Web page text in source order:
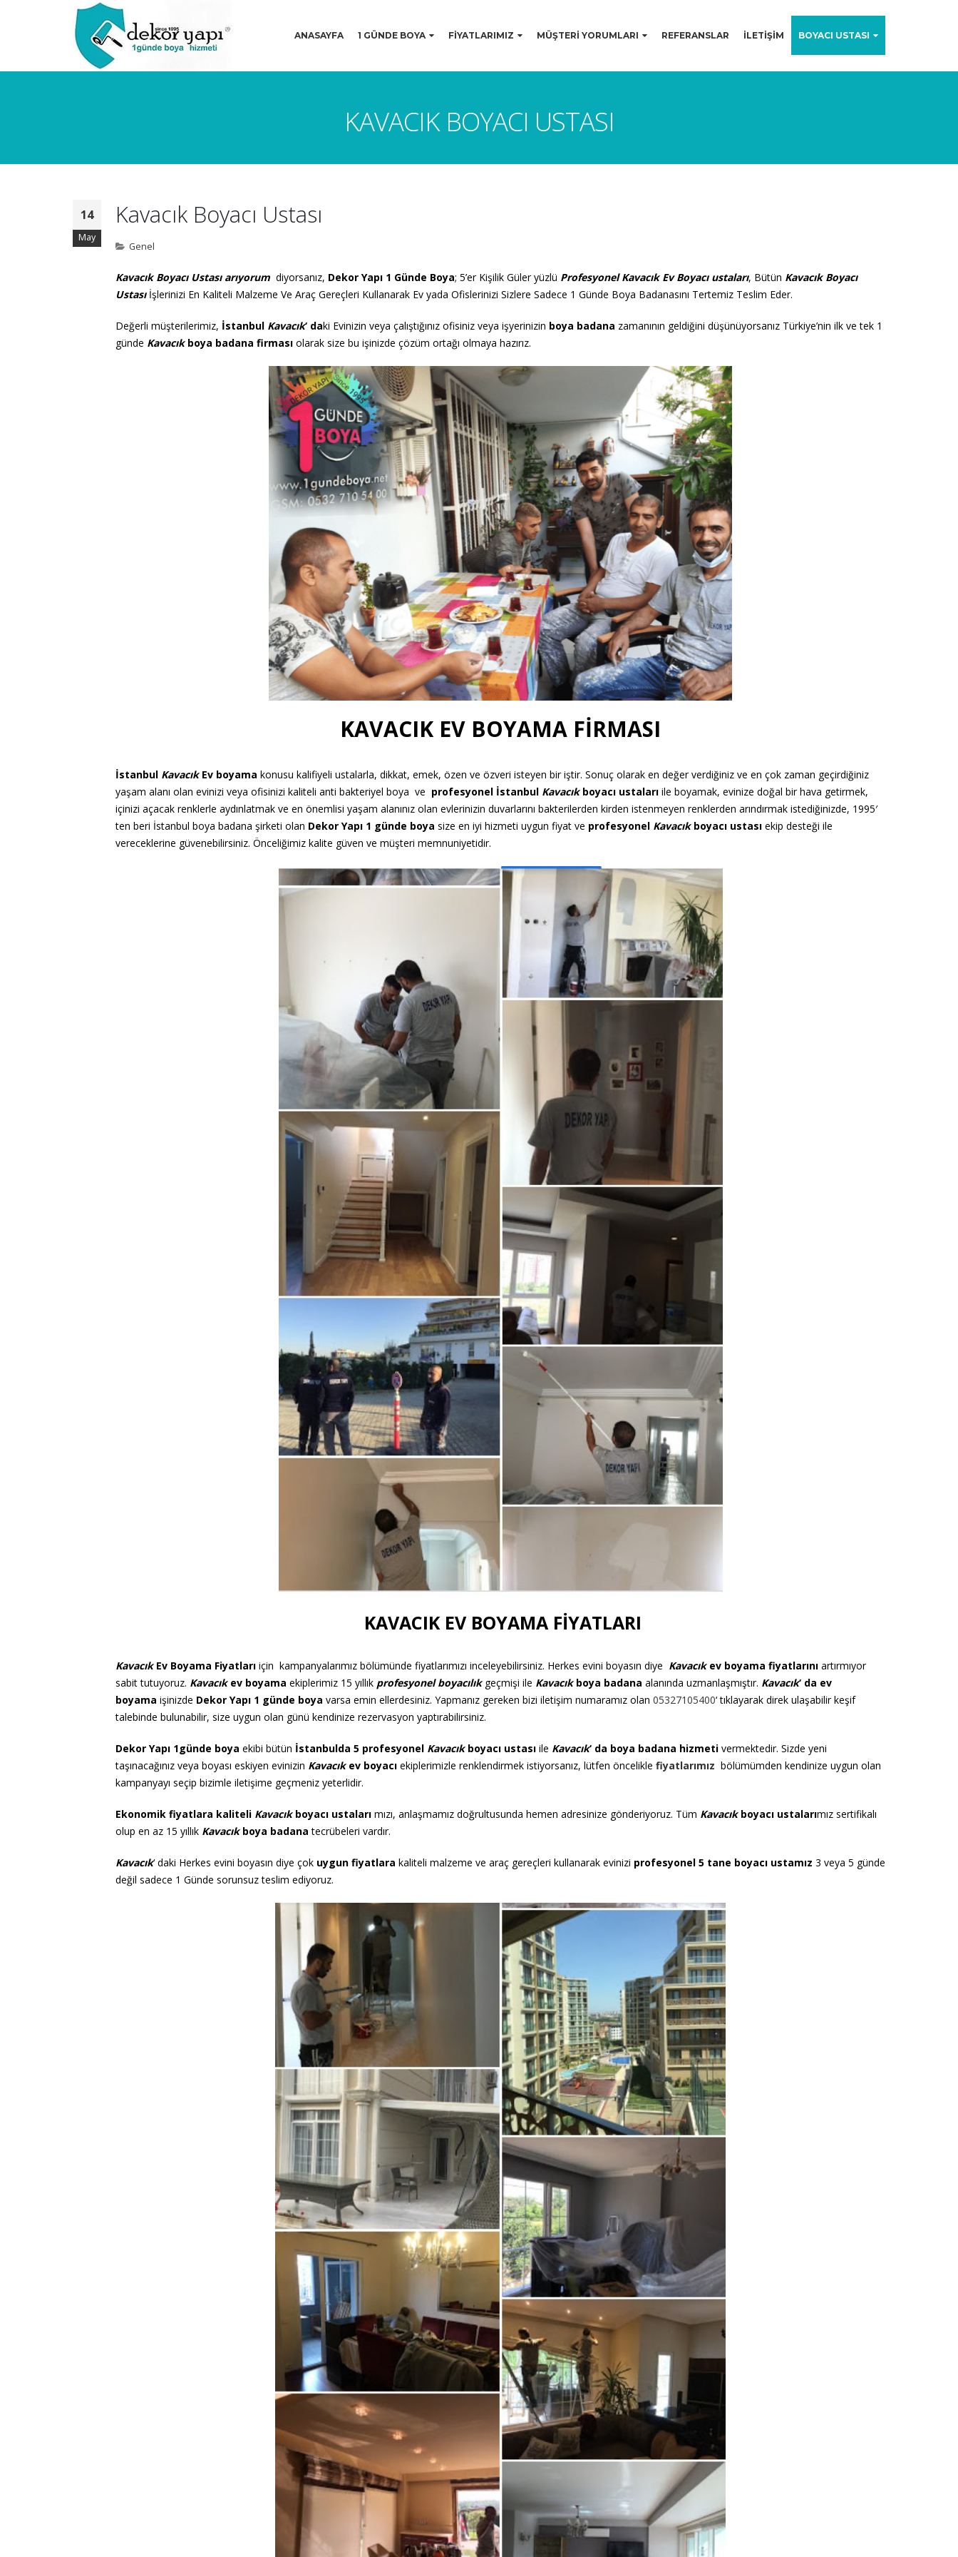
ANASAYFA 1 GÜNDE BOYA FİYATLARIMIZ MÜŞTERİ YORUMLARI REFERANSLAR İLETİŞİM BOYACI USTASI
KAVACIK BOYACI USTASI
14
May
Kavacık Boyacı Ustası
Genel
Kavacık Boyacı Ustası arıyorum diyorsanız, Dekor Yapı 1 Günde Boya; 5’er Kişilik Güler yüzlü Profesyonel Kavacık Ev Boyacı ustaları, Bütün KavacıkBoyacı
Ustasıİşlerinizi En Kaliteli Malzeme Ve Araç Gereçleri Kullanarak Ev yada Ofislerinizi Sizlere Sadece 1 Günde Boya Badanasını Tertemiz Teslim Eder.
Değerli müşterilerimiz, İstanbul Kavacık‘ daki Evinizin veya çalıştığınız ofisiniz veya işyerinizin boya badana zamanının geldiğini düşünüyorsanız Türkiye’nin ilk ve tek 1
günde Kavacıkboya badana firması olarak size bu işinizde çözüm ortağı olmaya hazırız.
KAVACIK EV BOYAMA FİRMASI
İstanbul KavacıkEv boyama konusu kalifiyeli ustalarla, dikkat, emek, özen ve özveri isteyen bir iştir. Sonuç olarak en değer verdiğiniz ve en çok zaman geçirdiğiniz
yaşam alanı olan evinizi veya ofisinizi kaliteli anti bakteriyel boya ve profesyonel İstanbul Kavacık boyacı ustaları ile boyamak, evinize doğal bir hava getirmek,
içinizi açacak renklerle aydınlatmak ve en önemlisi yaşam alanınız olan evlerinizin duvarlarını bakterilerden kirden istenmeyen renklerden arındırmak istediğinizde, 1995′
ten beri İstanbul boya badana şirketi olan Dekor Yapı 1 günde boya size en iyi hizmeti uygun fiyat ve profesyonel Kavacıkboyacı ustası ekip desteği ile
vereceklerine güvenebilirsiniz. Önceliğimiz kalite güven ve müşteri memnuniyetidir.
KAVACIK EV BOYAMA FİYATLARI
KavacıkEv Boyama Fiyatları için kampanyalarımız bölümünde fiyatlarımızı inceleyebilirsiniz. Herkes evini boyasın diye Kavacıkev boyama fiyatlarını artırmıyor
sabit tutuyoruz. Kavacıkev boyama ekiplerimiz 15 yıllık profesyonel boyacılıkgeçmişi ile Kavacıkboya badana alanında uzmanlaşmıştır. Kavacık‘ da ev
boyama işinizde Dekor Yapı 1 günde boya varsa emin ellerdesiniz. Yapmanız gereken bizi iletişim numaramız olan 05327105400‘ tıklayarak direk ulaşabilir keşif
talebinde bulunabilir, size uygun olan günü kendinize rezervasyon yaptırabilirsiniz.
Dekor Yapı 1günde boya ekibi bütün İstanbulda 5 profesyonel Kavacıkboyacı ustası ile Kavacık‘ da boya badana hizmeti vermektedir. Sizde yeni
taşınacağınız veya boyası eskiyen evinizin Kavacıkev boyacı ekiplerimizle renklendirmek istiyorsanız, lütfen öncelikle fiyatlarımız bölümümden kendinize uygun olan
kampanyayı seçip bizimle iletişime geçmeniz yeterlidir.
Ekonomik fiyatlara kaliteli Kavacıkboyacı ustaları mızı, anlaşmamız doğrultusunda hemen adresinize gönderiyoruz. Tüm Kavacıkboyacı ustalarımız sertifikalı
olup en az 15 yıllık Kavacıkboya badana tecrübeleri vardır.
Kavacık‘ daki Herkes evini boyasın diye çok uygun fiyatlara kaliteli malzeme ve araç gereçleri kullanarak evinizi profesyonel 5 tane boyacı ustamız 3 veya 5 günde
değil sadece 1 Günde sorunsuz teslim ediyoruz.